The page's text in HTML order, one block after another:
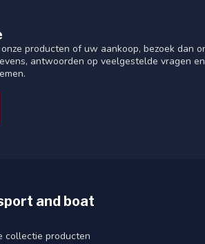
producten of uw aankoop, bezoek dan
antwoorden op veelgestelde vragen
and boat
collectie producten